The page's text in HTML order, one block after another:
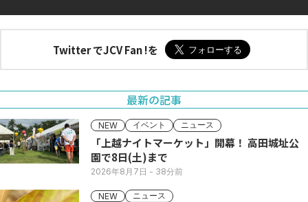
Twitter でJCV Fan !を
最新の記事
NEW イベント ニュース
「上越ナイトマーケット」開幕！ 高田城址公
園で8日(土)まで
2026年8月7日 - 38分前
NEW ニュース